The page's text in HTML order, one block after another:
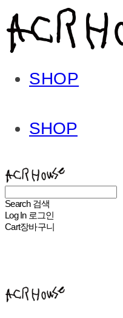
SHOP
SHOP
Search 검색
Log In 로그인
Cart장바구니